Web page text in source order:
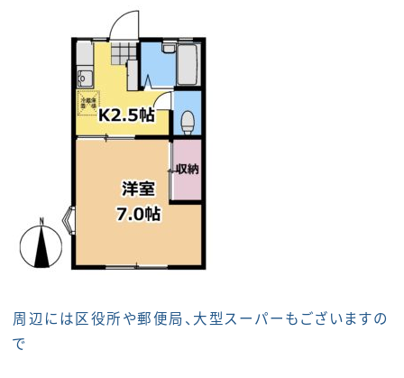
周辺には区役所や郵便局、大型スーパーもございますの
で